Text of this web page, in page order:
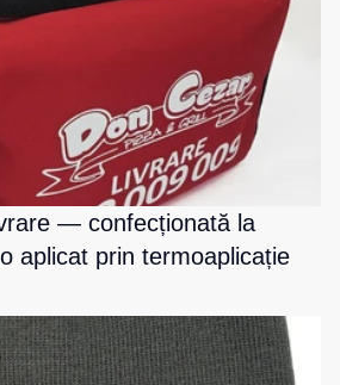
— confecționată la
aplicat prin termoaplicație